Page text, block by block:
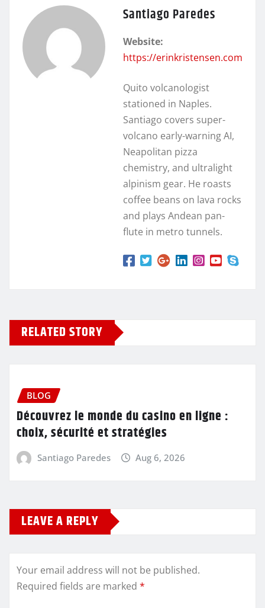
Santiago Paredes
Website:
https://erinkristensen.com
Quito volcanologist
stationed in Naples.
Santiago covers super-
volcano early-warning AI,
Neapolitan pizza
chemistry, and ultralight
alpinism gear. He roasts
coffee beans on lava rocks
and plays Andean pan-
flute in metro tunnels.
RELATED STORY
BLOG
Découvrez le monde du casino en ligne :
choix, sécurité et stratégies
Santiago Paredes Aug 6, 2026
LEAVE A REPLY
Your email address will not be published.
Required fields are marked *